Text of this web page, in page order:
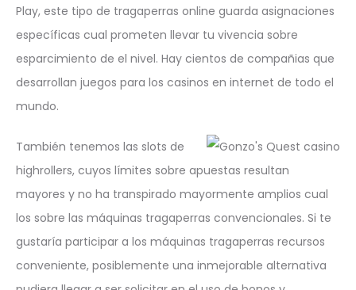
Play, este tipo de tragaperras online guarda asignaciones
específicas cual prometen llevar tu vivencia sobre
esparcimiento de el nivel. Hay cientos de compañias que
desarrollan juegos para los casinos en internet de todo el
mundo.
También tenemos las slots de
highrollers, cuyos límites sobre apuestas resultan
mayores y no ha transpirado mayormente amplios cual
los sobre las máquinas tragaperras convencionales. Si te
gustaría participar a los máquinas tragaperras recursos
conveniente, posiblemente una inmejorable alternativa